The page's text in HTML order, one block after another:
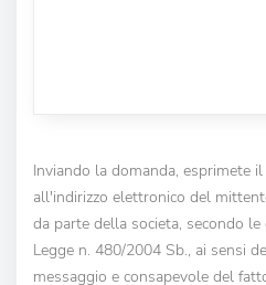
Inviando la domanda, esprimete
all'indirizzo elettronico del
da parte della societa, secondo
Legge n. 480/2004 Sb., ai sensi
messaggio e consapevole del